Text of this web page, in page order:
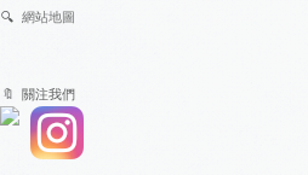
🔍 網站地圖
🔖 關注我們